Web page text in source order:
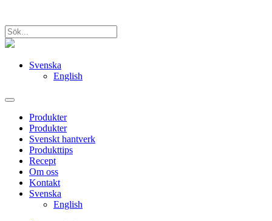
Svenska
English
Produkter
Produkter
Svenskt hantverk
Produkttips
Recept
Om oss
Kontakt
Svenska
English